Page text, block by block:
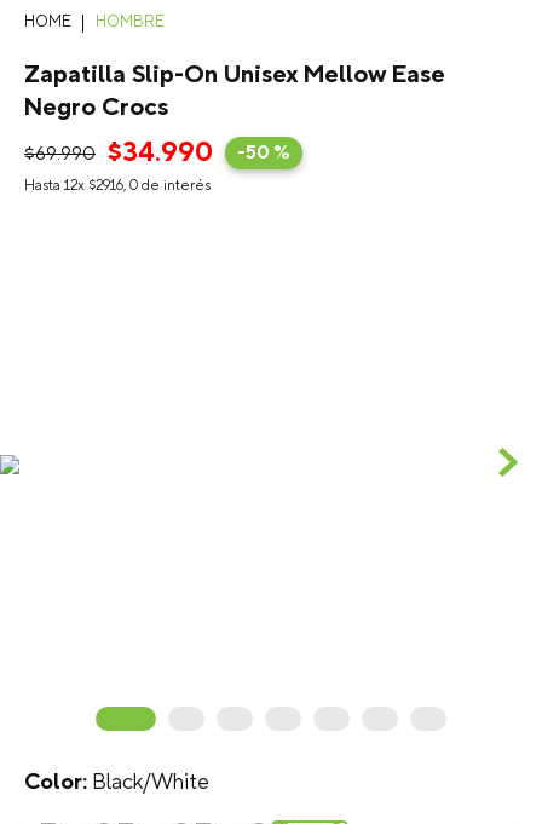
HOMBRE
Zapatilla Slip-On Unisex Mellow Ease
Negro Crocs
$69.990 $34.990 -50 %
Hasta 12x $2916, 0 de interés
Black/White